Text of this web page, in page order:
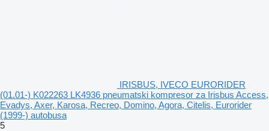
IRISBUS, IVECO EURORIDER
(01.01-) K022263 LK4936 pneumatski kompresor za Irisbus Access,
Evadys, Axer, Karosa, Recreo, Domino, Agora, Citelis, Eurorider
(1999-) autobusa
5